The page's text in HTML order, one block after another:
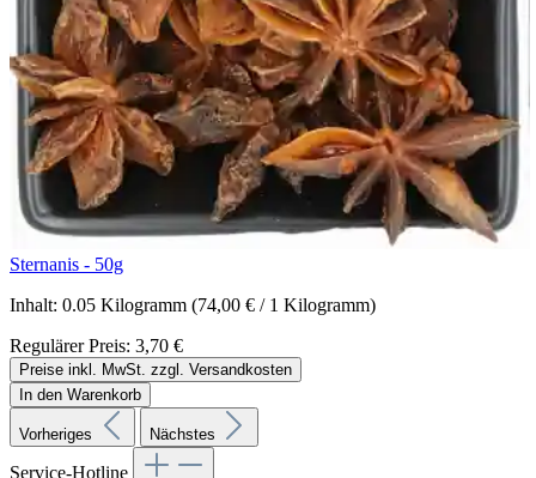
Sternanis - 50g
Inhalt: 0.05 Kilogramm (74,00 € / 1 Kilogramm)
Regulärer Preis: 3,70 €
Preise inkl. MwSt. zzgl. Versandkosten
In den Warenkorb
Vorheriges Nächstes
Service-Hotline